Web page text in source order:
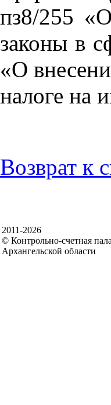
пз8/255
законы в
«О
налоге на
Возврат к
2011-2026
© Контрольно-счетная
Архангельской области